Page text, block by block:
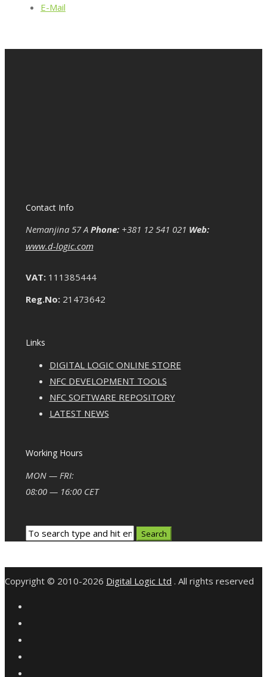
E-Mail
Contact Info
Nemanjina 57 A Phone:+381 12 541 021 Web:
www.d-logic.com
VAT:111385444
Reg.No:21473642
Links
DIGITAL LOGIC ONLINE STORE
NFC DEVELOPMENT TOOLS
NFC SOFTWARE REPOSITORY
LATEST NEWS
Working Hours
MON — FRI:
08:00 — 16:00 CET
Copyright © 2010-2026 Digital Logic Ltd . All rights reserved